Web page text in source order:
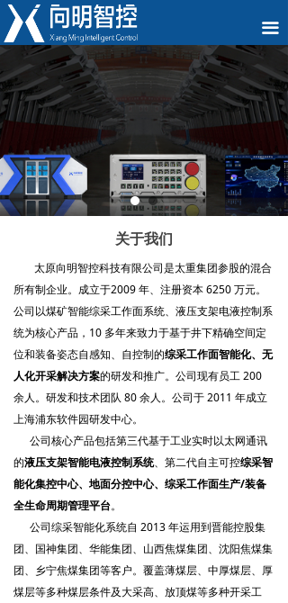
끀
太原向明智控科技有限公司是太重集团参股的混合
所有制企业。成立于2009 年、注册资本 6250 万元。
公司以煤矿智能综采工作面系统、液压支架电液控制系
统为核心产品，10 多年来致力于基于井下精确空间定
位和装备姿态自感知、自控制的综采工作面智能化、无
人化开采解决方案的研发和推广。公司现有员工 200
余人。研发和技术团队 80 余人。公司于 2011 年成立
上海浦东软件园研发中心。
公司核心产品包括第三代基于工业实时以太网通讯
的液压支架智能电液控制系统、第二代自主可控综采智
能化集控中心、地面分控中心、综采工作面生产/装备
全生命周期管理平台。
公司综采智能化系统自 2013 年运用到晋能控股集
团、国神集团、华能集团、山西焦煤集团、沈阳焦煤集
团、乡宁焦煤集团等客户。覆盖薄煤层、中厚煤层、厚
煤层等多种煤层条件及大采高、放顶煤等多种开采工
关于我们